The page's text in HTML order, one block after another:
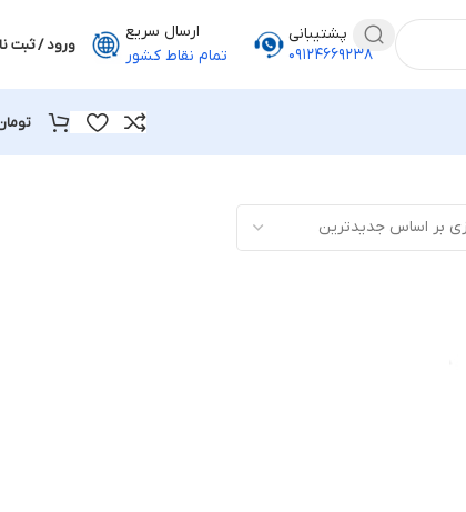
پشتیبانی
۰۹۱۲۴۶۶۹۲۳۸
ارسال سریع
تمام نقاط کشور
ورود / ثبت